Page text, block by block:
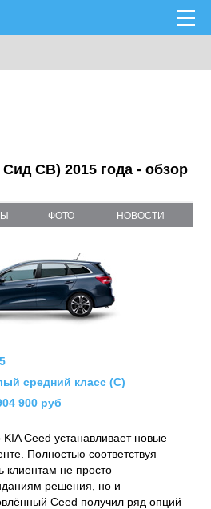
СВ) 2015 года - обзор
ФОТО НОВОСТИ
средний класс (C)
900 руб
Ceed устанавливает новые
Полностью соответствуя
клиентам не просто
решения, но и
Ceed получил ряд опций